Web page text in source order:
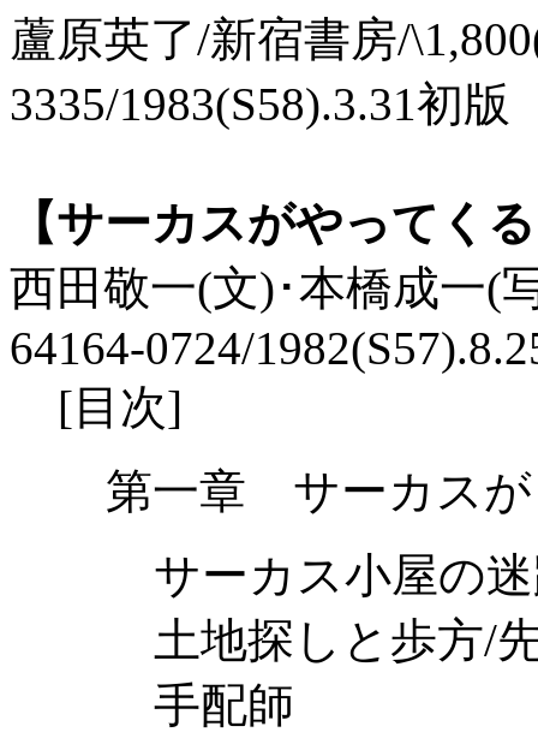
蘆原英了/新宿書房/
3335/1983(S58).3.31初版
【サーカスがやってく
西田敬一(文)･本橋成一(
64164-0724/
[目次]
第一章 サーカス
サーカス小屋の
土地探しと歩方/
手配師